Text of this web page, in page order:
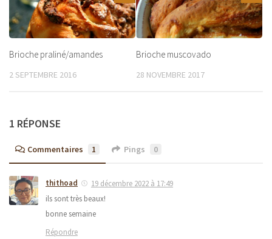
Brioche praliné/amandes
2 SEPTEMBRE 2016
Brioche muscovado
28 NOVEMBRE 2017
1 RÉPONSE
Commentaires 1 Pings 0
thithoad
19 décembre 2022 à 17:49
ils sont très beaux!
bonne semaine
Répondre